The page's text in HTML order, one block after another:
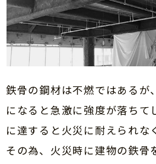
鉄骨の鋼材は不燃ではある
になると急激に強度が落ちて
に達すると火災に耐えられな
その為、火災時に建物の鉄骨